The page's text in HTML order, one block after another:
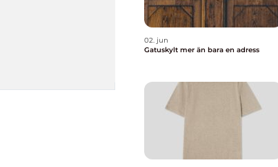
02. jun
Gatuskylt mer än bara en adress